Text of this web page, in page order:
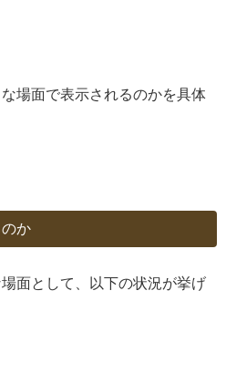
場面で表示されるのかを具体
か
面として、以下の状況が挙げ